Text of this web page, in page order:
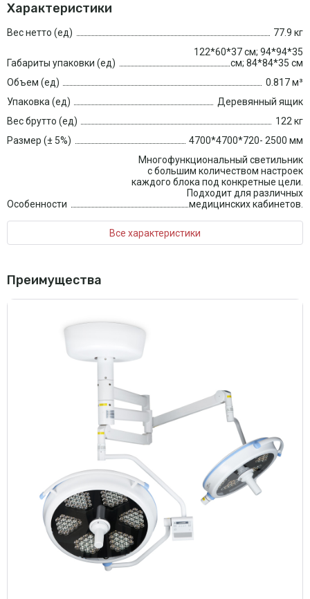
Характеристики
Вес нетто (ед) 77.9 кг
Габариты упаковки (ед)
122*60*37 см; 94*94*35
см; 84*84*35 см
Объем (ед)
0.817 м³
Упаковка (ед)
Деревянный ящик
Вес брутто (ед)
122 кг
Размер (± 5%)
4700*4700*720- 2500 мм
Особенности
Многофункциональный светильник
с большим количеством настроек
каждого блока под конкретные цели.
Подходит для различных
медицинских кабинетов.
Все характеристики
Преимущества